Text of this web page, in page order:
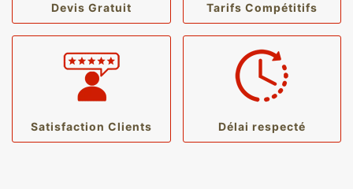
Devis Gratuit Tarifs Compétitifs
Satisfaction Clients Délai respecté